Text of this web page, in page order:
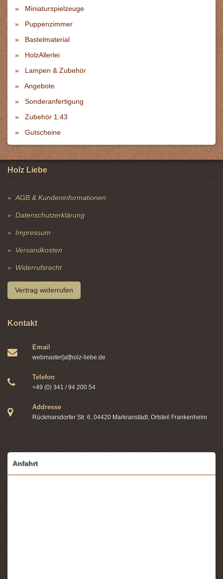
Miniaturspielzeuge
Puppenzimmer
Bastelmaterial
HolzAllerlei
Lampen & Zubehör
Angebote
Sonderanfertigung
Zubehör 1:43
Gutscheine
Holz Liebe
AGB & Kundeninformationen
Datenschutzerklärung
Impressum
Versandkosten
Widerrufsrecht
Vertrag widerrufen
Kontakt
Email
webmaster[at]holz-liebe.de
Telefon
+49 (0) 341 / 94 200 54
Addresse
Rückmarsdorfer Str. 6, 04420 Markranstädt, Ortsteil Frankenheim
Anfahrt